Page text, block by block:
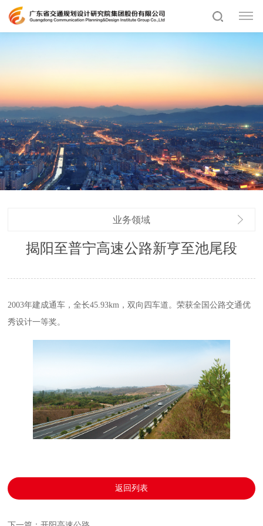
业务领域
揭阳至普宁高速公路新亨至池尾段
2003年建成通车，全长45.93km，双向四车道。荣获全国公路交通优
秀设计一等奖。
返回列表